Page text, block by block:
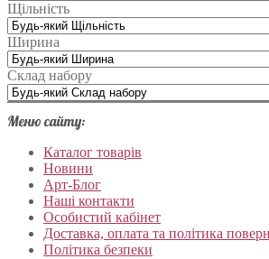
Щільність
Ширина
Склад набору
Меню сайту:
Каталог товарів
Новини
Арт-Блог
Наші контакти
Особистий кабінет
Доставка, оплата та політика
Політика безпеки